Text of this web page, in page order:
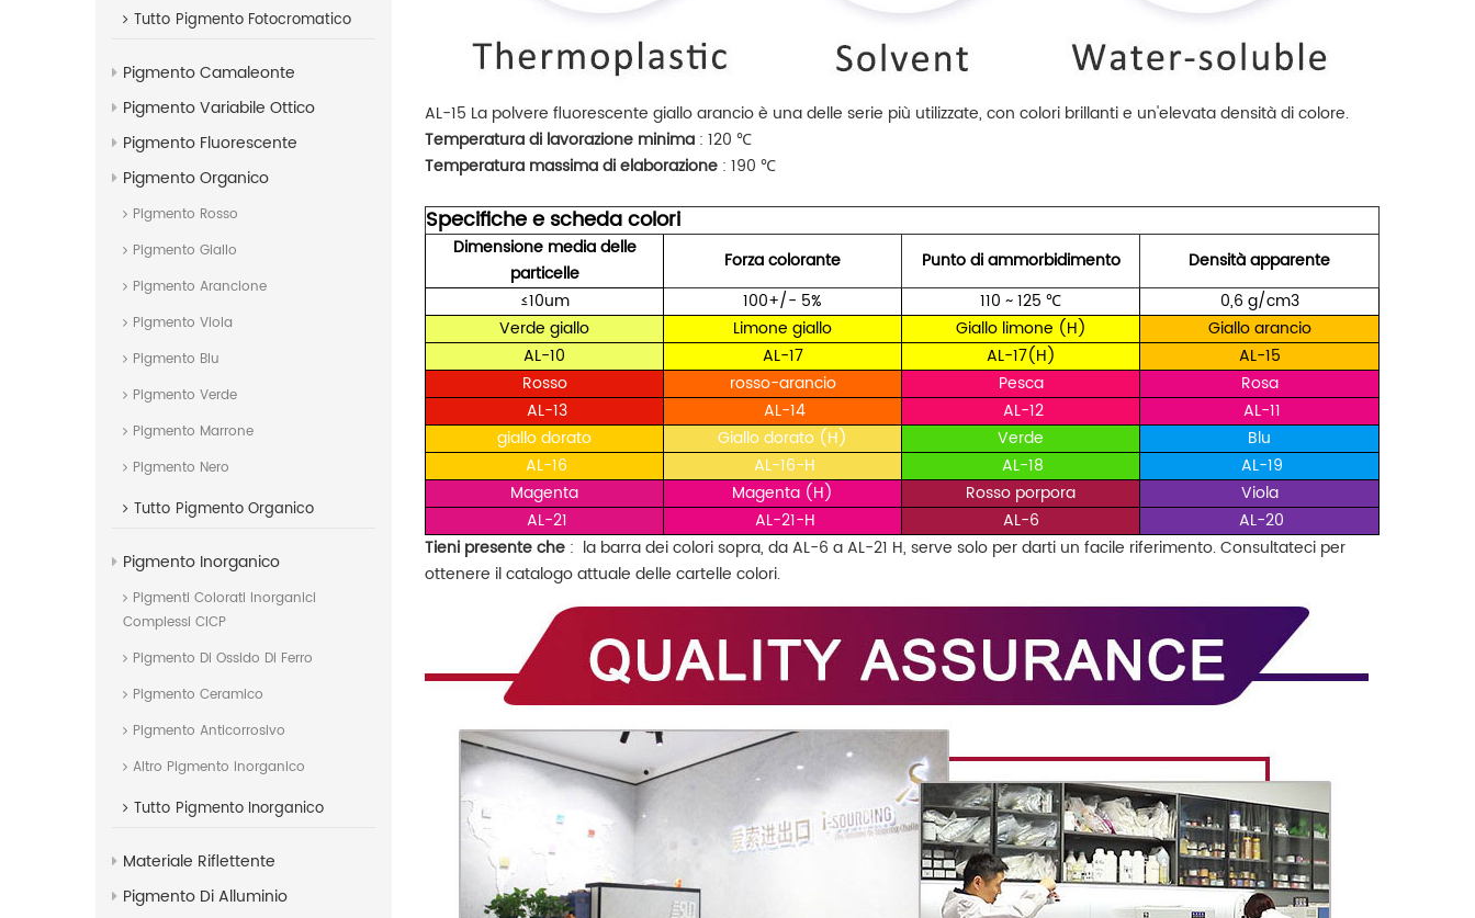
AL-15 La polvere fluorescente giallo arancio è una delle serie più utilizzate, con colori brillanti e un'elevata densità di colore.
Temperatura di lavorazione minima : 120 ℃
Temperatura massima di elaborazione : 190 ℃
Specifiche e scheda colori
Dimensione media delle
particelle
Forza colorante Punto di ammorbidimento
Densità apparente
≤10um
100+/- 5% 110 ~ 125 ℃
0,6 g/cm3
Verde giallo
Limone giallo Giallo limone (H)
Giallo arancio
AL-10
AL-17 AL-17(H)
AL-15
Rosso
rosso-arancio Pesca
Rosa
AL-13
AL-14 AL-12
AL-11
giallo dorato
Giallo dorato (H) Verde
Blu
AL-16
AL-16-H AL-18
AL-19
Magenta
Magenta (H) Rosso porpora
Viola
AL-21
AL-21-H AL-6
AL-20
Tieni presente che : la barra dei colori sopra, da AL-6 a AL-21 H, serve solo per darti un facile riferimento. Consultateci per
ottenere il catalogo attuale delle cartelle colori.
Tutto Pigmento Fotocromatico
Pigmento Camaleonte
Pigmento Variabile Ottico
Pigmento Fluorescente
Pigmento Organico
Pigmento Rosso
Pigmento Giallo
Pigmento Arancione
Pigmento Viola
Pigmento Blu
Pigmento Verde
Pigmento Marrone
Pigmento Nero
Tutto Pigmento Organico
Pigmento Inorganico
Pigmenti Colorati Inorganici
Complessi CICP
Pigmento Di Ossido Di Ferro
Pigmento Ceramico
Pigmento Anticorrosivo
Altro Pigmento Inorganico
Tutto Pigmento Inorganico
Materiale Riflettente
Pigmento Di Alluminio